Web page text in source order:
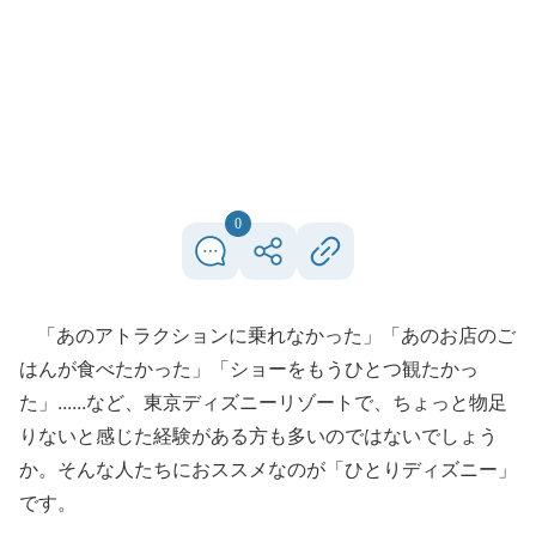
0
「あのアトラクションに乗れなかった」「あのお店のご
はんが食べたかった」「ショーをもうひとつ観たかっ
た」......など、東京ディズニーリゾートで、ちょっと物足
りないと感じた経験がある方も多いのではないでしょう
か。そんな人たちにおススメなのが「ひとりディズニー」
です。